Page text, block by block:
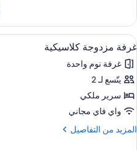
غرفة
مزدوجة
فاخرة
بشرفة
استعراض
جميع
صور
غرفة
مزدوجة
كلاسيكية
2
غرفة مزدوجة كلاسيكية
غرفة نوم واحدة
يتّسع لـ 2
سرير ملكي
واي فاي مجاني
المزيد من التفاصيل
المزيد